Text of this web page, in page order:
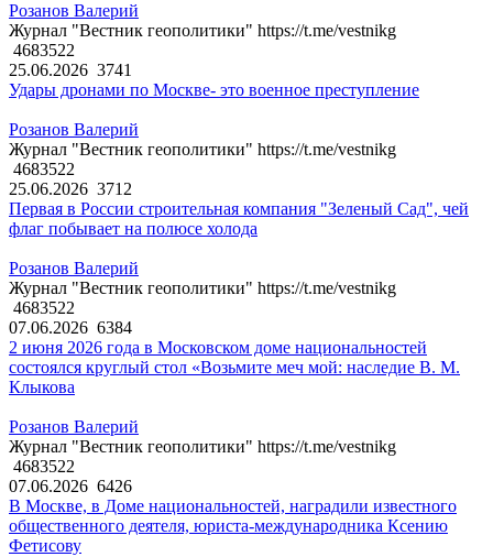
Розанов Валерий
Журнал "Вестник геополитики" https://t.me/vestnikg
4683522
25.06.2026 3741
Удары дронами по Москве- это военное преступление
Розанов Валерий
Журнал "Вестник геополитики" https://t.me/vestnikg
4683522
25.06.2026 3712
Первая в России строительная компания "Зеленый Сад", чей
флаг побывает на полюсе холода
Розанов Валерий
Журнал "Вестник геополитики" https://t.me/vestnikg
4683522
07.06.2026 6384
2 июня 2026 года в Московском доме национальностей
состоялся круглый стол «Возьмите меч мой: наследие В. М.
Клыкова
Розанов Валерий
Журнал "Вестник геополитики" https://t.me/vestnikg
4683522
07.06.2026 6426
В Москве, в Доме национальностей, наградили известного
общественного деятеля, юриста-международника Ксению
Фетисову